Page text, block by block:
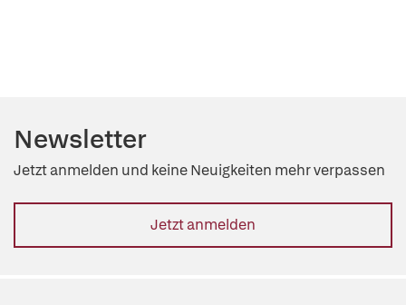
Newsletter
Jetzt anmelden und keine Neuigkeiten mehr verpassen
Jetzt anmelden